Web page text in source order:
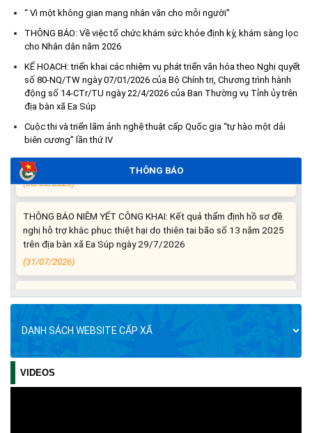
“ Vì một không gian mạng nhân văn cho mỗi người”
THÔNG BÁO: Về việc tổ chức khám sức khỏe định kỳ, khám sàng lọc
cho Nhân dân năm 2026
KẾ HOẠCH: triển khai các nhiệm vụ phát triển văn hóa theo Nghị quyết
số 80-NQ/TW ngày 07/01/2026 của Bộ Chính trị, Chương trình hành
động số 14-CTr/TU ngày 22/4/2026 của Ban Thường vụ Tỉnh ủy trên
địa bàn xã Ea Súp
Cuộc thi và triển lãm ảnh nghệ thuật cấp Quốc gia “tự hào một dải
biên cương” lần thứ IV
THÔNG BÁO
(06/08/2026)
Thông báo nghiêm cấm sử dụng đất với khu vực Quy hoạch
xuất trên địa bàn xã.
(06/08/2026)
THÔNG BÁO: Cảnh báo thủ đoạn lừa đảo thông qua công tác
đo đạc, lập bản đồ địa chính, lập hồ sơ địa chính và hoàn thành
(03/08/2026)
THÔNG BÁO NIÊM YẾT CÔNG KHAI: Kết quả thẩm định hồ sơ đề
nghị hỗ trợ khắc phục thiệt hại do thiên tai bão số 13 năm 2025
trên địa bàn xã Ea Súp ngày 29/7/2026
(31/07/2026)
THÔNG BÁO: Về việc tổ chức khám sức khỏe định kỳ, khám
(30/07/2026)
tỉnh Đắk Lắk
(29/07/2026)
VIDEOS